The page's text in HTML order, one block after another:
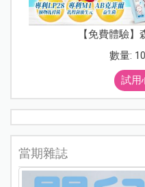
【免費體驗
數量:
試用
當期雜誌